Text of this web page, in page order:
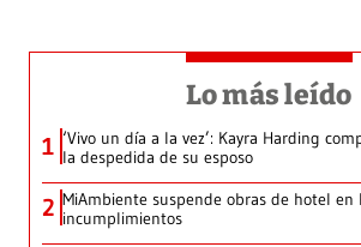
Lo más leído
1 ‘Vivo un día a la vez’: Kayra Harding
la despedida de su esposo
2 MiAmbiente suspende obras de hotel en
incumplimientos